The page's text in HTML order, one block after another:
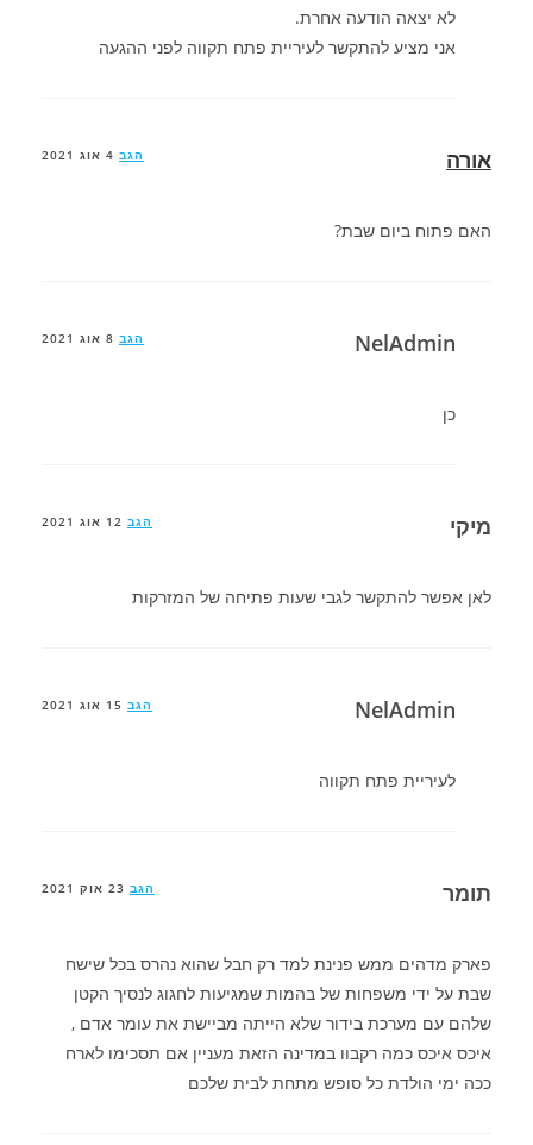
לא יצאה הודעה אחרת.
אני מציע להתקשר לעיריית פתח תקווה לפני ההגעה
אורה הגב 4 אוג 2021
האם פתוח ביום שבת?
NelAdmin הגב 8 אוג 2021
כן
מיקי הגב 12 אוג 2021
לאן אפשר להתקשר לגבי שעות פתיחה של המזרקות
NelAdmin הגב 15 אוג 2021
לעיריית פתח תקווה
תומר הגב 23 אוק 2021
פארק מדהים ממש פנינת למד רק חבל שהוא נהרס בכל שישח
שבת על ידי משפחות של בהמות שמגיעות לחגוג לנסיך הקטן
שלהם עם מערכת בידור שלא הייתה מביישת את עומר אדם ,
איכס איכס כמה רקבוו במדינה הזאת מעניין אם תסכימו לארח
ככה ימי הולדת כל סופש מתחת לבית שלכם